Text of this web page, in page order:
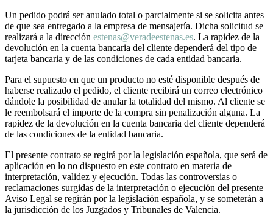
Un pedido podrá ser anulado total o parcialmente si se solicita antes
de que sea entregado a la empresa de mensajería. Dicha solicitud se
realizará a la dirección estenas@veradeestenas.es. La rapidez de la
devolución en la cuenta bancaria del cliente dependerá del tipo de
tarjeta bancaria y de las condiciones de cada entidad bancaria.
Para el supuesto en que un producto no esté disponible después de
haberse realizado el pedido, el cliente recibirá un correo electrónico
dándole la posibilidad de anular la totalidad del mismo. Al cliente se
le reembolsará el importe de la compra sin penalización alguna. La
rapidez de la devolución en la cuenta bancaria del cliente dependerá
de las condiciones de la entidad bancaria.
El presente contrato se regirá por la legislación española, que será de
aplicación en lo no dispuesto en este contrato en materia de
interpretación, validez y ejecución. Todas las controversias o
reclamaciones surgidas de la interpretación o ejecución del presente
Aviso Legal se regirán por la legislación española, y se someterán a
la jurisdicción de los Juzgados y Tribunales de Valencia.